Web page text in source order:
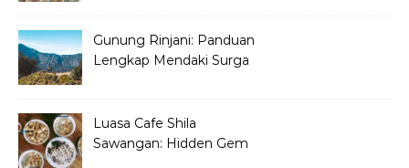
Gunung Rinjani: Panduan
Lengkap Mendaki Surga
Luasa Cafe Shila
Sawangan: Hidden Gem